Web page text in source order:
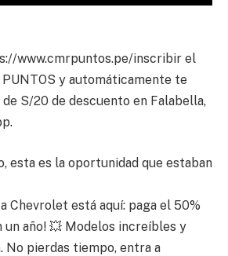
www.cmrpuntos.pe/inscribir el
y automáticamente te
S/20 de descuento en Falabella,
esta es la oportunidad que estaban
Chevrolet está aquí: paga el 50%
un año! 💥 Modelos increíbles y
No pierdas tiempo, entra a